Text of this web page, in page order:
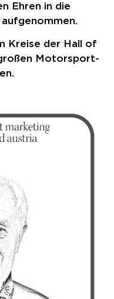
Ehren in die
Kreise der Hall of
Motorsport-